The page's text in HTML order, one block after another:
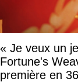
« Je veux un
Fortune's
première en